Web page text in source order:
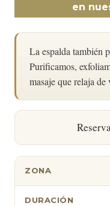
en
La espalda también
Purificamos,
masaje que relaja de
ZONA
DURACIÓN